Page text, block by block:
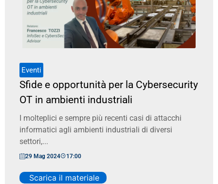
Eventi
Sfide e opportunità per la Cybersecurity
OT in ambienti industriali
I molteplici e sempre più recenti casi di attacchi
informatici agli ambienti industriali di diversi
settori,...
29 Mag 2024 17:00
Scarica il materiale